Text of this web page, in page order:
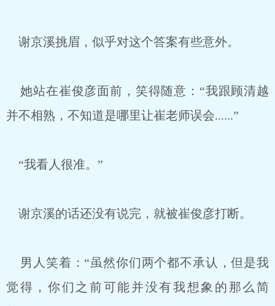
谢京溪挑眉，似乎对这个答案有些意外。
她站在崔俊彦面前，笑得随意：“我跟顾清越
并不相熟，不知道是哪里让崔老师误会......”
“我看人很准。”
谢京溪的话还没有说完，就被崔俊彦打断。
男人笑着：“虽然你们两个都不承认，但是我
觉得，你们之前可能并没有我想象的那么简